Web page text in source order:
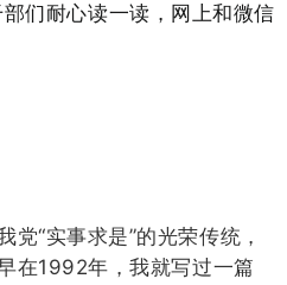
们耐心读一读，网上和微信
“实事求是”的光荣传统，
在1992年，我就写过一篇